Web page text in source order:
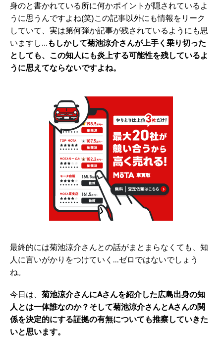
身のと書かれている所に何かポイントが隠されているよ
うに思うんですよね(笑)この記事以外にも情報をリーク
していて、実は第何弾か記事が残されているようにも思
いますし… もしかして菊池涼介さんが上手く乗り切った
としても、この知人にも炎上する可能性を残しているよ
うに思えてならないですよね。
最終的には菊池涼介さんとの話がまとまらなくても、知
人に言いがかりをつけていく…ゼロではないでしょう
ね。
今日は、 菊池涼介さんにAさんを紹介した広島出身の知
人とは一体誰なのか？そして菊池涼介さんとAさんの関
係を決定的にする証拠の有無についても推察していきた
いと思います。